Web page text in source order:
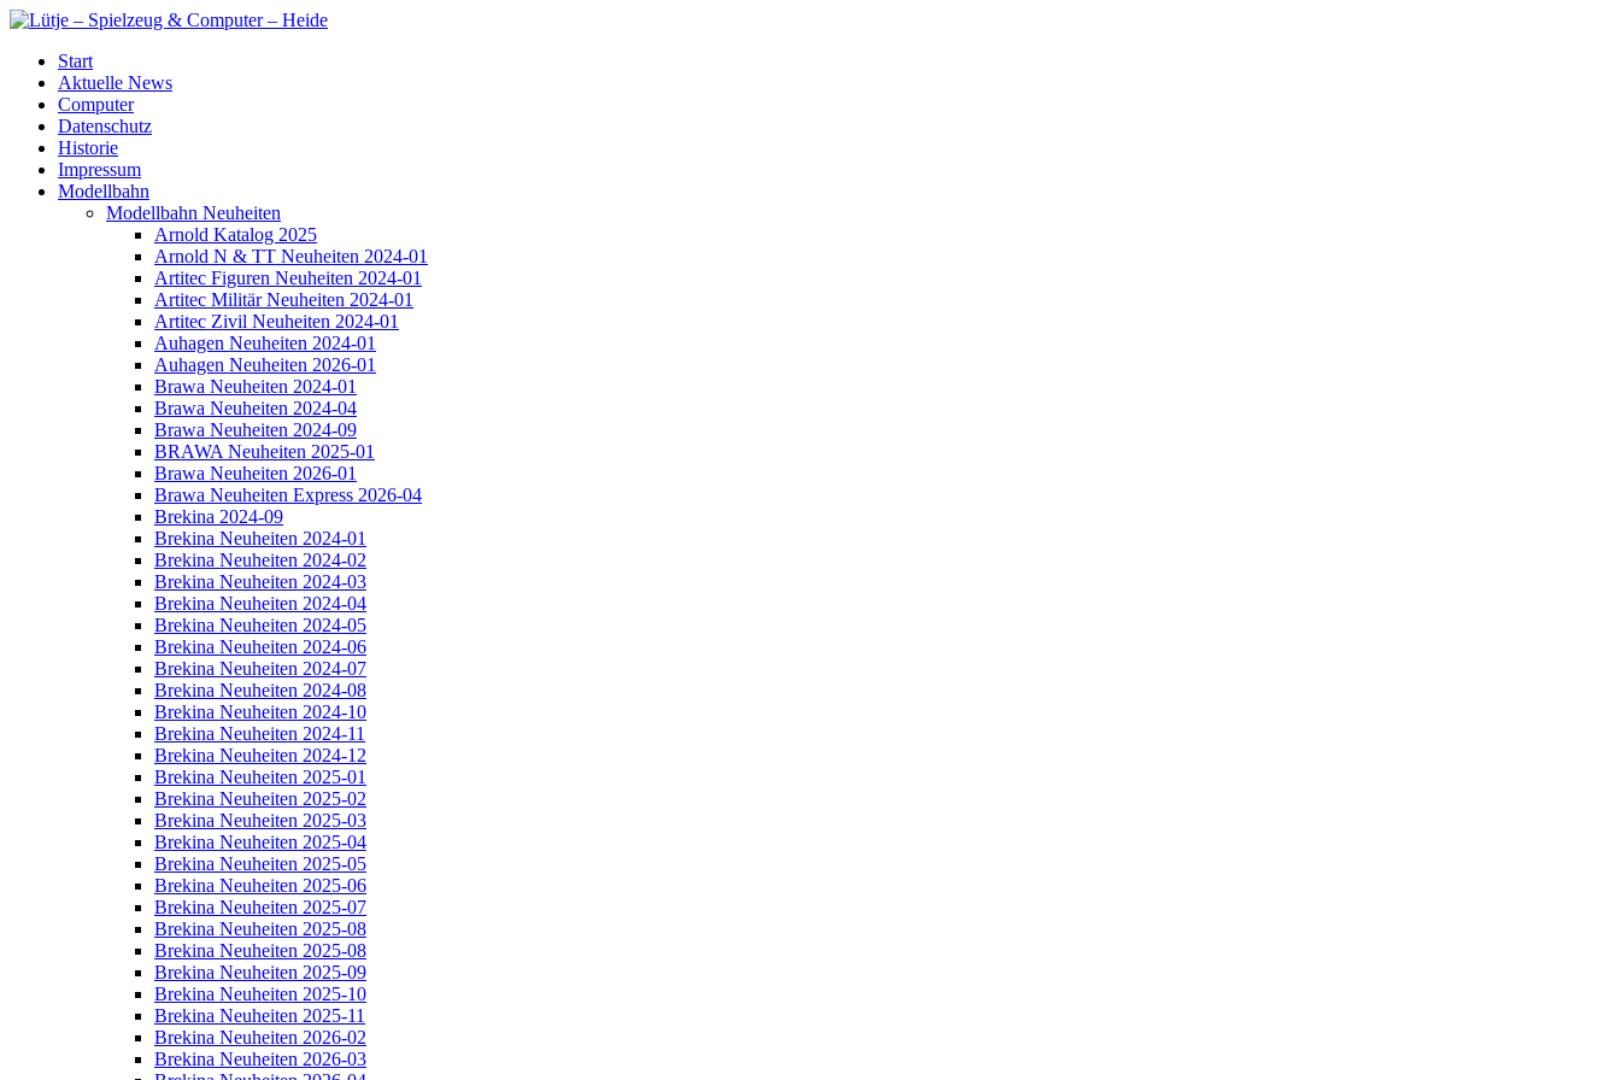
Start
Aktuelle News
Computer
Datenschutz
Historie
Impressum
Modellbahn
Modellbahn Neuheiten
Arnold Katalog 2025
Arnold N & TT Neuheiten 2024-01
Artitec Figuren Neuheiten 2024-01
Artitec Militär Neuheiten 2024-01
Artitec Zivil Neuheiten 2024-01
Auhagen Neuheiten 2024-01
Auhagen Neuheiten 2026-01
Brawa Neuheiten 2024-01
Brawa Neuheiten 2024-04
Brawa Neuheiten 2024-09
BRAWA Neuheiten 2025-01
Brawa Neuheiten 2026-01
Brawa Neuheiten Express 2026-04
Brekina 2024-09
Brekina Neuheiten 2024-01
Brekina Neuheiten 2024-02
Brekina Neuheiten 2024-03
Brekina Neuheiten 2024-04
Brekina Neuheiten 2024-05
Brekina Neuheiten 2024-06
Brekina Neuheiten 2024-07
Brekina Neuheiten 2024-08
Brekina Neuheiten 2024-10
Brekina Neuheiten 2024-11
Brekina Neuheiten 2024-12
Brekina Neuheiten 2025-01
Brekina Neuheiten 2025-02
Brekina Neuheiten 2025-03
Brekina Neuheiten 2025-04
Brekina Neuheiten 2025-05
Brekina Neuheiten 2025-06
Brekina Neuheiten 2025-07
Brekina Neuheiten 2025-08
Brekina Neuheiten 2025-08
Brekina Neuheiten 2025-09
Brekina Neuheiten 2025-10
Brekina Neuheiten 2025-11
Brekina Neuheiten 2026-02
Brekina Neuheiten 2026-03